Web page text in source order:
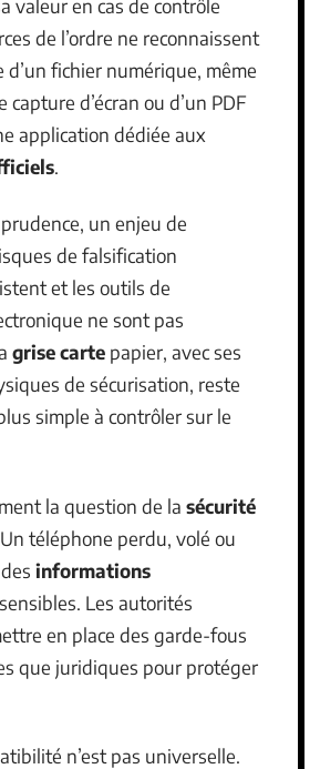
valeur en cas de contrôle
de l’ordre ne reconnaissent
d’un fichier numérique, même
capture d’écran ou d’un PDF
application dédiée aux
.
un enjeu de
de falsification
et les outils de
ne sont pas
grise carte papier, avec ses
de sécurisation, reste
simple à contrôler sur le
la question de la sécurité
téléphone perdu, volé ou
informations
sensibles. Les autorités
en place des garde-fous
que juridiques pour protéger
n’est pas universelle.